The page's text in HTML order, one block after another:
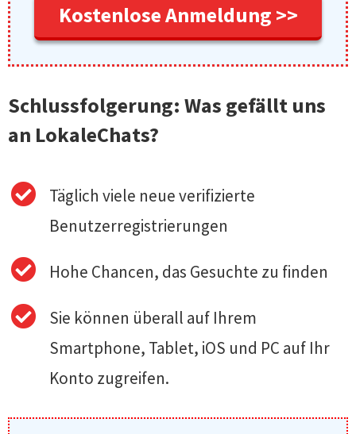
Kostenlose Anmeldung >>
Schlussfolgerung: Was gefällt uns
an LokaleChats?
Täglich viele neue verifizierte
Benutzerregistrierungen
Hohe Chancen, das Gesuchte zu finden
Sie können überall auf Ihrem
Smartphone, Tablet, iOS und PC auf Ihr
Konto zugreifen.